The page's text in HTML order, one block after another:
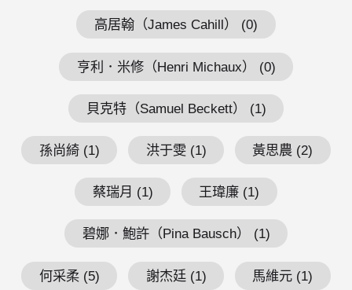
高居翰（James Cahill） (0)
亨利．米修（Henri Michaux） (0)
貝克特（Samuel Beckett） (1)
孫尚綺 (1) 洪于雯 (1) 黃思農 (2)
蔡瑞月 (1) 王瑋廉 (1)
碧娜．鮑許（Pina Bausch） (1)
何采柔 (5) 謝杰廷 (1) 馬維元 (1)